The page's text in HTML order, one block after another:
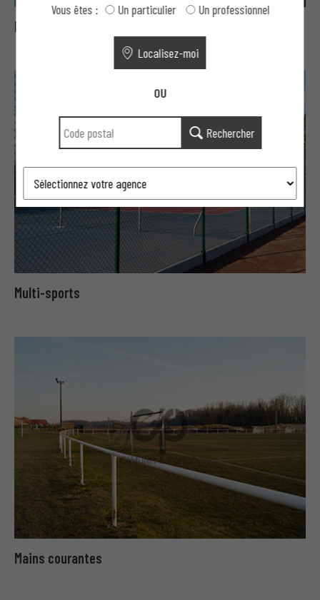
Pare-ballons et pare-golf
Multi-sports
Mains courantes
Vous êtes : Un particulier Un professionnel
Localisez-moi
OU
Rechercher